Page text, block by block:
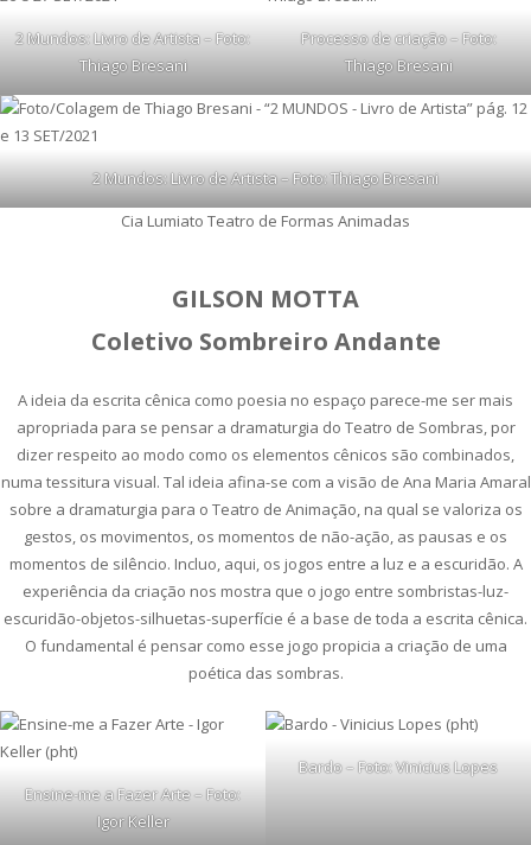
2 Mundos: Livro de Artista – Foto:
Thiago Bresani
Processo de criação – Foto:
Thiago Bresani
2 Mundos: Livro de Artista – Foto: Thiago Bresani
Cia Lumiato Teatro de Formas Animadas
GILSON MOTTA
Coletivo Sombreiro Andante
A ideia da escrita cênica como poesia no espaço parece-me ser mais
apropriada para se pensar a dramaturgia do Teatro de Sombras, por
dizer respeito ao modo como os elementos cênicos são combinados,
numa tessitura visual. Tal ideia afina-se com a visão de Ana Maria Amaral
sobre a dramaturgia para o Teatro de Animação, na qual se valoriza os
gestos, os movimentos, os momentos de não-ação, as pausas e os
momentos de silêncio. Incluo, aqui, os jogos entre a luz e a escuridão. A
experiência da criação nos mostra que o jogo entre sombristas-luz-
escuridão-objetos-silhuetas-superfície é a base de toda a escrita cênica.
O fundamental é pensar como esse jogo propicia a criação de uma
poética das sombras.
Ensine-me a Fazer Arte – Foto:
Igor Keller
Bardo – Foto: Vinicius Lopes